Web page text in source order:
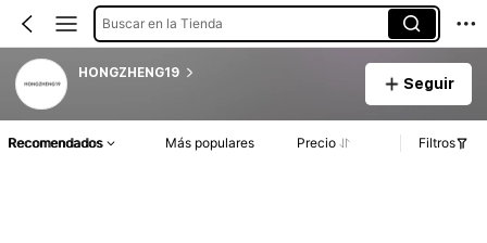
Buscar en la Tienda
HONGZHENG19
Seguir
Recomendados Más populares Precio Filtros